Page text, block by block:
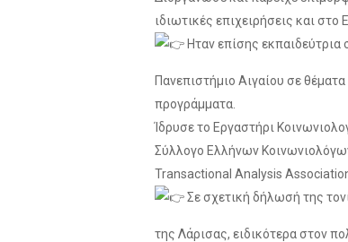
ιδιωτικές επιχειρήσεις και
Ηταν επίσης εκπαιδεύτρια
Πανεπιστήμιο Αιγαίου σε
προγράμματα.
Ίδρυσε το Εργαστήρι
Σύλλογο Ελλήνων
Transactional Analysis
Σε σχετική δήλωσή της
της Λάρισας, ειδικότερα στον